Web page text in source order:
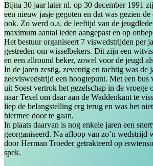
Bijna 30 jaar later nl. op 30 december 1991
een nieuw jasje gegoten en dat was gezien
ook. Zo werd o.a. de leeftijd van de
maximum aantal leden aangepast en op
Het bestuur organiseert 7 viswedstrijden per
gestreden om wisselbekers. Dit zijn een
en een allround beker, zowel voor de jeugd
In de jaren zestig, zeventig en tachtig was de
zeeviswedstrijd een hoogtepunt. Met een bus
uit Soest vertrok het gezelschap in de vroege
naar Texel om daar aan de Waddenkant te
liep de belangstelling erg terug en was het
hiermee door te gaan.
In plaats daarvan is nog enkele jaren een
georganiseerd. Na afloop van zo’n wedstrijd
door Herman Troeder getrakteerd op
spek.